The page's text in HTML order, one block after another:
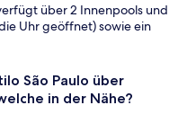
über 2 Innenpools und
Uhr geöffnet) sowie ein
São Paulo über
in der Nähe?